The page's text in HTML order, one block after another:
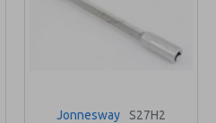
Jonnesway S27H2